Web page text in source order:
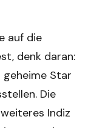
auf die
denk daran:
Star
Die
Indiz